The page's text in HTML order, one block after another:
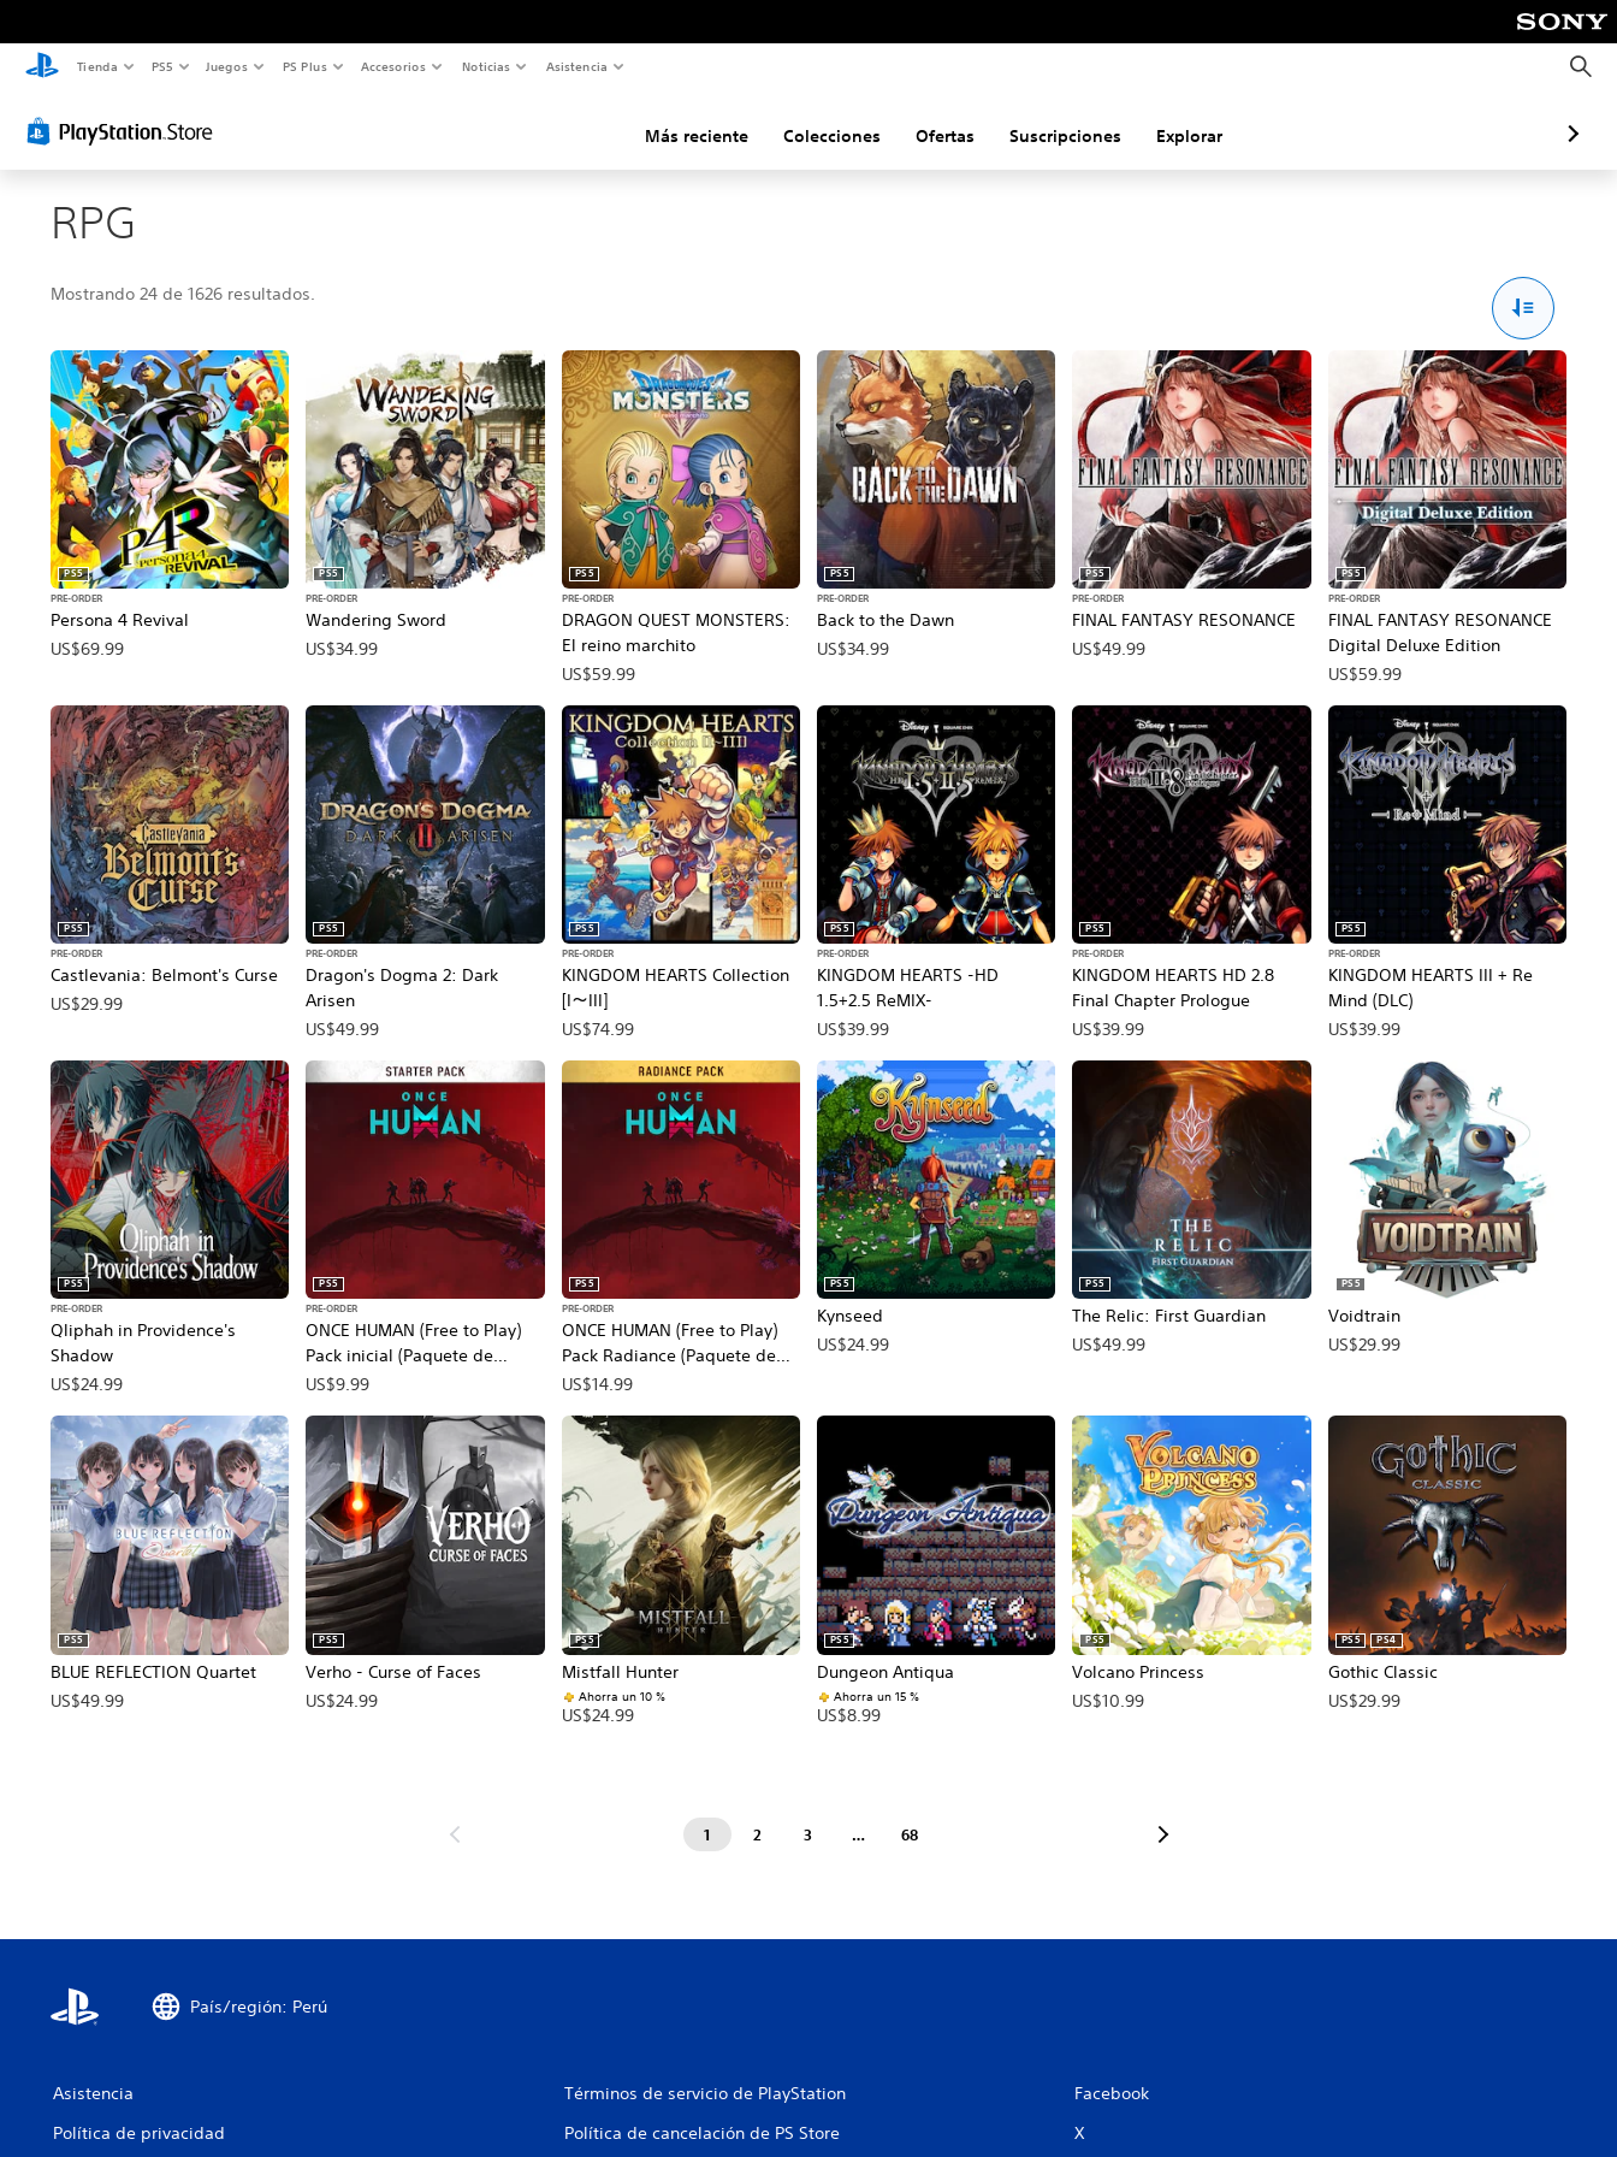
Tienda PS5 Juegos PS Plus Accesorios Noticias Asistencia
B
u
a
r
Más reciente Colecciones Ofertas Suscripciones Explorar
RPG
Mostrando 24 de 1626 resultados.
Persona 4 Revival
PS5
PRE-ORDER
US$69.99
Wandering Sword
PS5
PRE-ORDER
US$34.99
DRAGON QUEST MONSTERS:
El reino marchito
PS5
PRE-ORDER
US$59.99
Back to the Dawn
PS5
PRE-ORDER
US$34.99
FINAL FANTASY RESONANCE
PS5
PRE-ORDER
US$49.99
FINAL FANTASY RESONANCE
Digital Deluxe Edition
PS5
PRE-ORDER
US$59.99
Castlevania: Belmont's Curse
PS5
PRE-ORDER
US$29.99
Dragon's Dogma 2: Dark
Arisen
PS5
PRE-ORDER
US$49.99
KINGDOM HEARTS Collection
[I～III]
PS5
PRE-ORDER
US$74.99
KINGDOM HEARTS -HD
1.5+2.5 ReMIX-
PS5
PRE-ORDER
US$39.99
KINGDOM HEARTS HD 2.8
Final Chapter Prologue
PS5
PRE-ORDER
US$39.99
KINGDOM HEARTS III + Re
Mind (DLC)
PS5
PRE-ORDER
US$39.99
Qliphah in Providence's
Shadow
PS5
PRE-ORDER
US$24.99
ONCE HUMAN (Free to Play)
Pack inicial (Paquete de
reserva)
PS5
PRE-ORDER
US$9.99
ONCE HUMAN (Free to Play)
Pack Radiance (Paquete de
reserva)
PS5
PRE-ORDER
US$14.99
Kynseed
PS5
US$24.99
The Relic: First Guardian
PS5
US$49.99
Voidtrain
PS5
US$29.99
BLUE REFLECTION Quartet
PS5
US$49.99
Verho - Curse of Faces
PS5
US$24.99
Mistfall Hunter
PS5
Ahorra un 10 %
US$24.99
Dungeon Antiqua
PS5
Ahorra un 15 %
US$8.99
Volcano Princess
PS5
US$10.99
Gothic Classic
PS5 PS4
US$29.99
1 2 3 … 68
País/región: Perú
Asistencia
Política de privacidad
Términos de servicio de PlayStation
Política de cancelación de PS Store
Facebook
X